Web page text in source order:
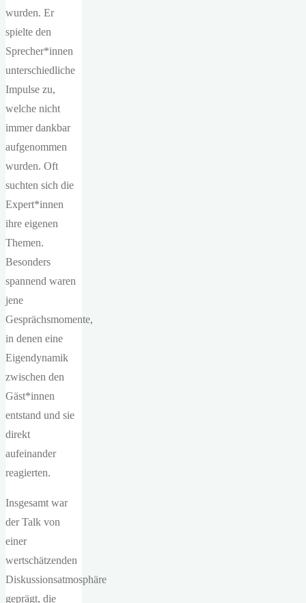
wurden. Er
spielte den
Sprecher*innen
unterschiedliche
Impulse zu,
welche nicht
immer dankbar
aufgenommen
wurden. Oft
suchten sich die
Expert*innen
ihre eigenen
Themen.
Besonders
spannend waren
jene
Gesprächsmomente,
in denen eine
Eigendynamik
zwischen den
Gäst*innen
entstand und sie
direkt
aufeinander
reagierten.
Insgesamt war
der Talk von
einer
wertschätzenden
Diskussionsatmosphäre
geprägt, die